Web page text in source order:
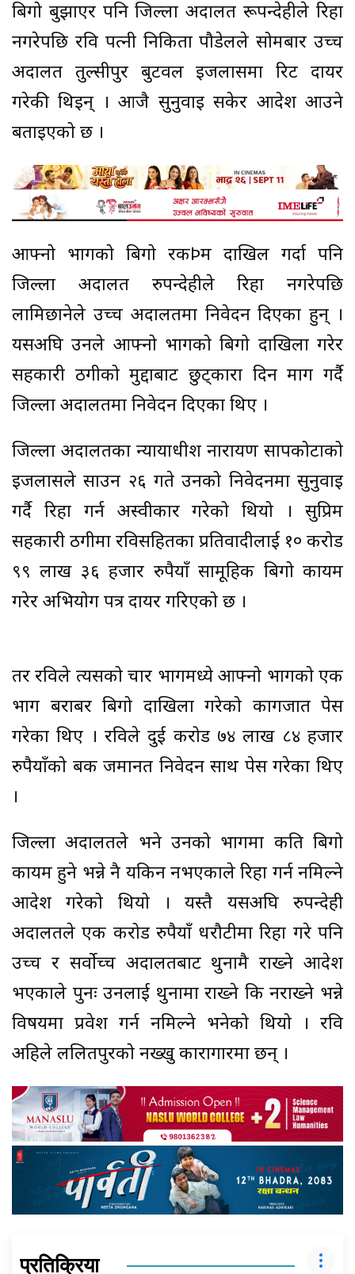
बिगो बुझाएर पनि जिल्ला अदालत रूपन्देहीले रिहा
नगरेपछि रवि पत्नी निकिता पौडेलले सोमबार उच्च
अदालत तुल्सीपुर बुटवल इजलासमा रिट दायर
गरेकी थिइन् । आजै सुनुवाइ सकेर आदेश आउने
बताइएको छ ।
आफ्नो भागको बिगो रकÞम दाखिल गर्दा पनि
जिल्ला अदालत रुपन्देहीले रिहा नगरेपछि
लामिछानेले उच्च अदालतमा निवेदन दिएका हुन् ।
यसअघि उनले आफ्नो भागको बिगो दाखिला गरेर
सहकारी ठगीको मुद्दाबाट छुट्कारा दिन माग गर्दै
जिल्ला अदालतमा निवेदन दिएका थिए ।
जिल्ला अदालतका न्यायाधीश नारायण सापकोटाको
इजलासले साउन २६ गते उनको निवेदनमा सुनुवाइ
गर्दै रिहा गर्न अस्वीकार गरेको थियो । सुप्रिम
सहकारी ठगीमा रविसहितका प्रतिवादीलाई १० करोड
९९ लाख ३६ हजार रुपैयाँ सामूहिक बिगो कायम
गरेर अभियोग पत्र दायर गरिएको छ ।
तर रविले त्यसको चार भागमध्ये आफ्नो भागको एक
भाग बराबर बिगो दाखिला गरेको कागजात पेस
गरेका थिए । रविले दुई करोड ७४ लाख ८४ हजार
रुपैयाँको बैंक जमानत निवेदन साथ पेस गरेका थिए
।
जिल्ला अदालतले भने उनको भागमा कति बिगो
कायम हुने भन्ने नै यकिन नभएकाले रिहा गर्न नमिल्ने
आदेश गरेको थियो । यस्तै यसअघि रुपन्देही
अदालतले एक करोड रुपैयाँ धरौटीमा रिहा गरे पनि
उच्च र सर्वोच्च अदालतबाट थुनामै राख्ने आदेश
भएकाले पुनः उनलाई थुनामा राख्ने कि नराख्ने भन्ने
विषयमा प्रवेश गर्न नमिल्ने भनेको थियो । रवि
अहिले ललितपुरको नख्खु कारागारमा छन् ।
प्रतिक्रिया